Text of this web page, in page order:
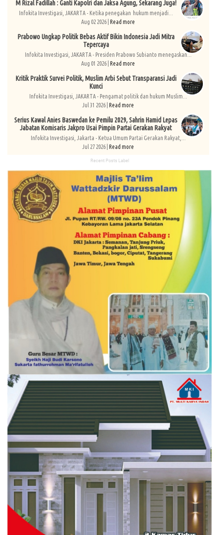
M Rizal Fadillah : Ganti Kapolri dan Jaksa Agung, Sekarang Juga!
Infokita Investigasi, JAKARTA - Ketika penegakan hukum menjadi...
Aug 02 2026 | Read more
Prabowo Ungkap Politik Bebas Aktif Bikin Indonesia Jadi Mitra
Tepercaya
Infokita Investigasi, JAKARTA - Presiden Prabowo Subianto menegaskan...
Aug 01 2026 | Read more
Kritik Praktik Survei Politik, Muslim Arbi Sebut Transparansi Jadi
Kunci
Infokita Investigasi, JAKARTA - Pengamat politik dan hukum Muslim...
Jul 31 2026 | Read more
Serius Kawal Anies Baswedan ke Pemilu 2029, Sahrin Hamid Lepas
Jabatan Komisaris Jakpro Usai Pimpin Partai Gerakan Rakyat
Infokita Investigasi, Jakarta - Ketua Umum Partai Gerakan Rakyat,...
Jul 27 2026 | Read more
Recent Posts Label